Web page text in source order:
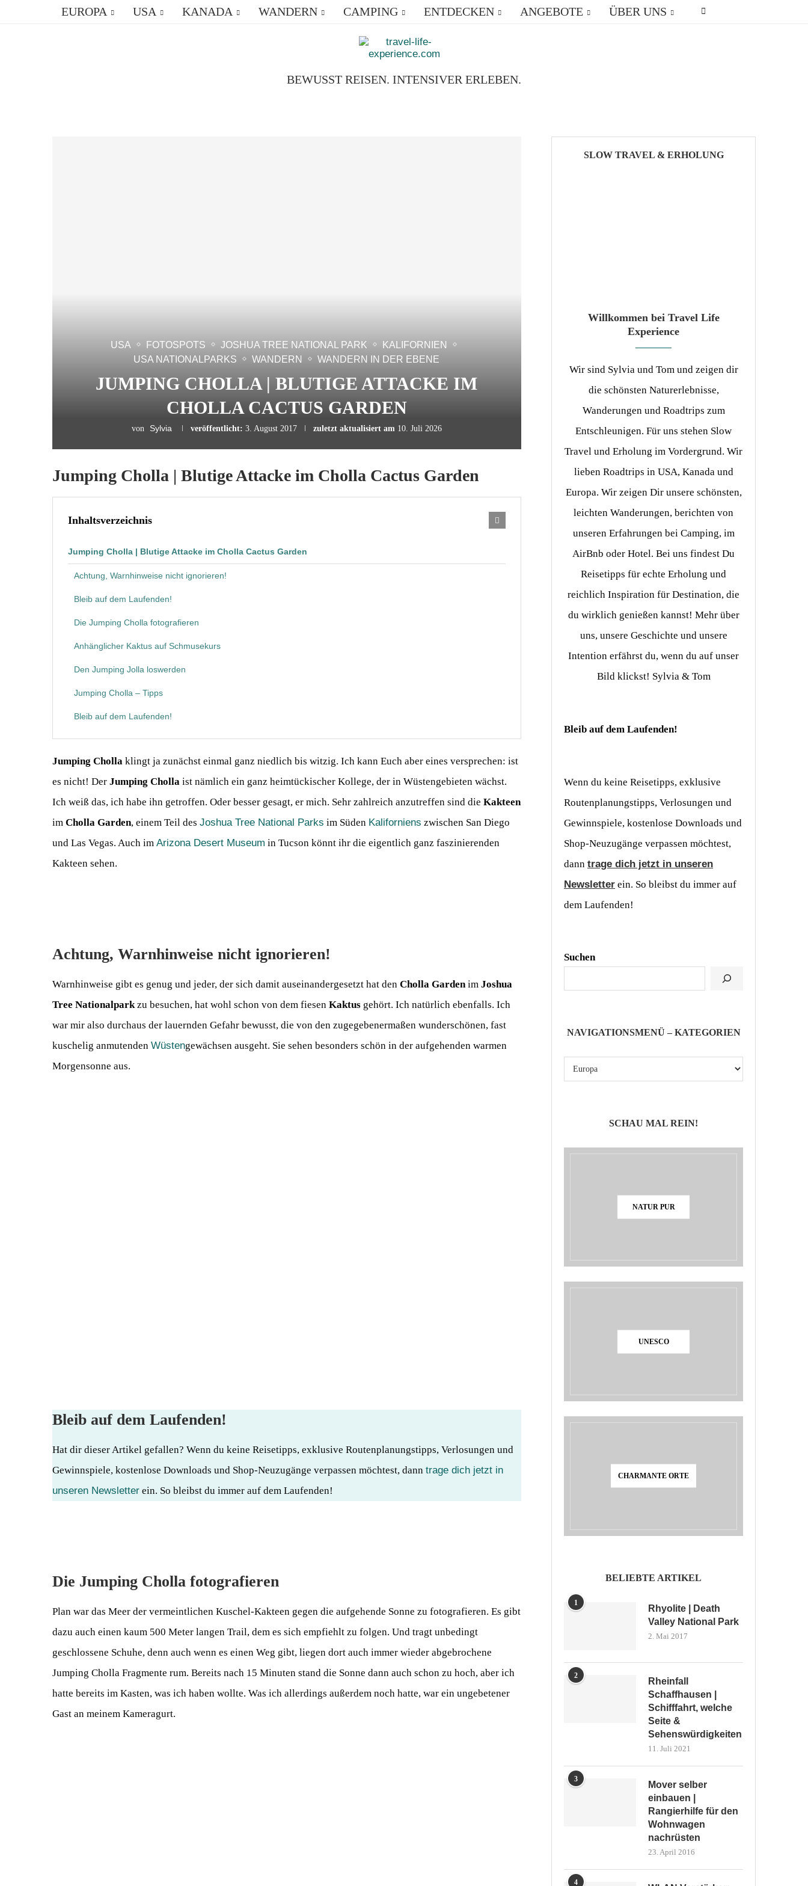
EUROPA USA KANADA WANDERN CAMPING ENTDECKEN ANGEBOTE ÜBER UNS
BEWUSST REISEN. INTENSIVER ERLEBEN.
USA FOTOSPOTS JOSHUA TREE NATIONAL PARK
KALIFORNIEN
USA NATIONALPARKS
WANDERN WANDERN IN DER EBENE
JUMPING CHOLLA | BLUTIGE ATTACKE IM
CHOLLA CACTUS GARDEN
von Sylvia veröffentlicht: 3. August 2017 zuletzt aktualisiert am 10. Juli 2026
Jumping Cholla | Blutige Attacke im Cholla Cactus Garden
Inhaltsverzeichnis
Jumping Cholla | Blutige Attacke im Cholla Cactus Garden
Achtung, Warnhinweise nicht ignorieren!
Bleib auf dem Laufenden!
Die Jumping Cholla fotografieren
Anhänglicher Kaktus auf Schmusekurs
Den Jumping Jolla loswerden
Jumping Cholla – Tipps
Bleib auf dem Laufenden!
Jumping Cholla klingt ja zunächst einmal ganz niedlich bis witzig. Ich kann Euch aber eines versprechen: ist
es nicht! Der Jumping Cholla ist nämlich ein ganz heimtückischer Kollege, der in Wüstengebieten wächst.
Ich weiß das, ich habe ihn getroffen. Oder besser gesagt, er mich. Sehr zahlreich anzutreffen sind die Kakteen
im Cholla Garden, einem Teil des Joshua Tree National Parks im Süden Kaliforniens zwischen San Diego
und Las Vegas. Auch im Arizona Desert Museum in Tucson könnt ihr die eigentlich ganz faszinierenden
Kakteen sehen.
Achtung, Warnhinweise nicht ignorieren!
Warnhinweise gibt es genug und jeder, der sich damit auseinandergesetzt hat den Cholla Gardenim Joshua
Tree Nationalparkzu besuchen, hat wohl schon von dem fiesen Kaktus gehört. Ich natürlich ebenfalls. Ich
war mir also durchaus der lauernden Gefahr bewusst, die von den zugegebenermaßen wunderschönen, fast
kuschelig anmutenden Wüstengewächsen ausgeht. Sie sehen besonders schön in der aufgehenden warmen
Morgensonne aus.
Bleib auf dem Laufenden!
Hat dir dieser Artikel gefallen? Wenn du keine Reisetipps, exklusive Routenplanungstipps, Verlosungen und
Gewinnspiele, kostenlose Downloads und Shop-Neuzugänge verpassen möchtest, dann trage dich jetzt in
unseren Newsletter ein. So bleibst du immer auf dem Laufenden!
Die Jumping Cholla fotografieren
Plan war das Meer der vermeintlichen Kuschel-Kakteen gegen die aufgehende Sonne zu fotografieren. Es gibt
dazu auch einen kaum 500 Meter langen Trail, dem es sich empfiehlt zu folgen. Und tragt unbedingt
geschlossene Schuhe, denn auch wenn es einen Weg gibt, liegen dort auch immer wieder abgebrochene
Jumping Cholla Fragmente rum. Bereits nach 15 Minuten stand die Sonne dann auch schon zu hoch, aber ich
hatte bereits im Kasten, was ich haben wollte. Was ich allerdings außerdem noch hatte, war ein ungebetener
Gast an meinem Kameragurt.
SLOW TRAVEL & ERHOLUNG
Willkommen bei Travel Life
Experience
Wir sind Sylvia und Tom und zeigen dir
die schönsten Naturerlebnisse,
Wanderungen und Roadtrips zum
Entschleunigen. Für uns stehen Slow
Travel und Erholung im Vordergrund. Wir
lieben Roadtrips in USA, Kanada und
Europa. Wir zeigen Dir unsere schönsten,
leichten Wanderungen, berichten von
unseren Erfahrungen bei Camping, im
AirBnb oder Hotel. Bei uns findest Du
Reisetipps für echte Erholung und
reichlich Inspiration für Destination, die
du wirklich genießen kannst! Mehr über
uns, unsere Geschichte und unsere
Intention erfährst du, wenn du auf unser
Bild klickst! Sylvia & Tom
Bleib auf dem Laufenden!
Wenn du keine Reisetipps, exklusive
Routenplanungstipps, Verlosungen und
Gewinnspiele, kostenlose Downloads und
Shop-Neuzugänge verpassen möchtest,
dann trage dich jetzt in unseren
Newsletter ein. So bleibst du immer auf
dem Laufenden!
Suchen
NAVIGATIONSMENÜ – KATEGORIEN
SCHAU MAL REIN!
NATUR PUR
UNESCO
CHARMANTE ORTE
BELIEBTE ARTIKEL
1
Rhyolite | Death
Valley National Park
2. Mai 2017
2
Rheinfall
Schaffhausen |
Schifffahrt, welche
Seite &
Sehenswürdigkeiten
11. Juli 2021
3
Mover selber
einbauen |
Rangierhilfe für den
Wohnwagen
nachrüsten
23. April 2016
4